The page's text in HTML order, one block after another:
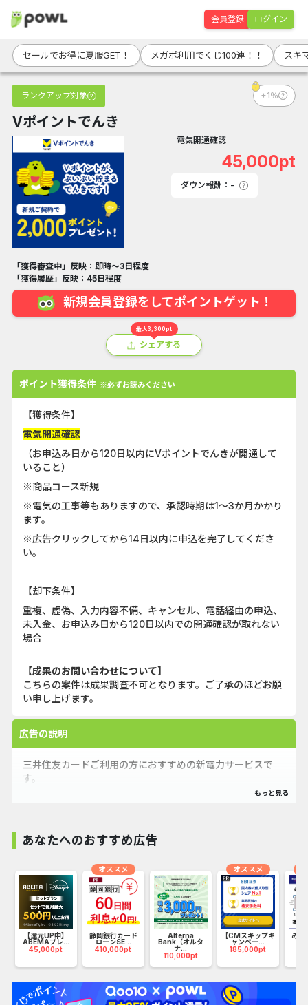
会員登録 ログイン
セールでお得に夏服GET！ メガポ利用でくじ100連！！ スキ
ランクアップ対象 +1％
Vポイントでんき
電気開通確認
45,000pt
ダウン報酬：-
「獲得審査中」反映：即時～3日程度
「獲得履歴」反映：45日程度
新規会員登録をしてポイントゲット！
最大3,300pt
シェアする
ポイント獲得条件 ※必ずお読みください
【獲得条件】
電気開通確認
（お申込み日から120日以内にVポイントでんきが開通して
いること）
※商品コース新規
※電気の工事等もありますので、承認時期は1〜3か月かかり
ます。
※広告クリックしてから14日以内に申込を完了してくださ
い。
【却下条件】
重複、虚偽、入力内容不備、キャンセル、電話経由の申込、
未入金、お申込み日から120日以内での開通確認が取れない
場合
【成果のお問い合わせについて】
こちらの案件は成果調査不可となります。ご了承のほどお願
い申し上げます。
広告の説明
三井住友カードご利用の方におすすめの新電力サービスで
す。
あなたへのおすすめ広告
【還元UP中】
ABEMAプレ...
45,000pt
静岡銀行カード
ローンSE...
410,000pt
オススメ
Alterna
Bank（オルタ
ナ...
110,000pt
【CMスキップキ
ャンペー...
185,000pt
オススメ
みず